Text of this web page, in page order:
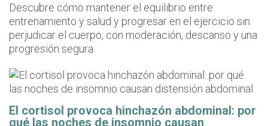
Descubre cómo mantener el equilibrio entre
entrenamiento y salud y progresar en el ejercicio sin
perjudicar el cuerpo, con moderación, descanso y una
progresión segura.
El cortisol provoca hinchazón abdominal: por
qué las noches de insomnio causan